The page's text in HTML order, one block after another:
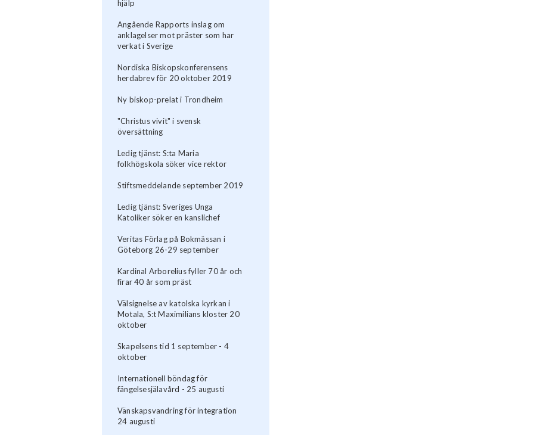
hjälp
Angående Rapports inslag om
anklagelser mot präster som har
verkat i Sverige
Nordiska Biskopskonferensens
herdabrev för 20 oktober 2019
Ny biskop-prelat i Trondheim
"Christus vivit" i svensk
översättning
Ledig tjänst: S:ta Maria
folkhögskola söker vice rektor
Stiftsmeddelande september 2019
Ledig tjänst: Sveriges Unga
Katoliker söker en kanslichef
Veritas Förlag på Bokmässan i
Göteborg 26-29 september
Kardinal Arborelius fyller 70 år och
firar 40 år som präst
Välsignelse av katolska kyrkan i
Motala, S:t Maximilians kloster 20
oktober
Skapelsens tid 1 september - 4
oktober
Internationell böndag för
fängelsesjälavård - 25 augusti
Vänskapsvandring för integration
24 augusti